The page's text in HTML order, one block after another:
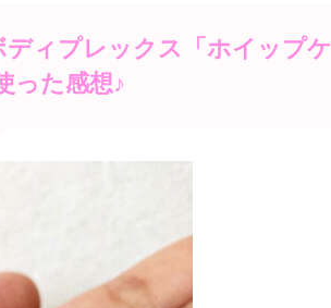
ィプレックス「ホイップケ
った感想♪